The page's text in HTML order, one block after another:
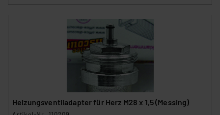
Heizungsventiladapter für Herz M28 x 1,5 (Messing)